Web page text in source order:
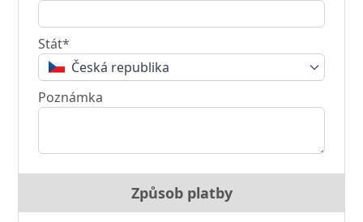
Stát*
Česká republika
Poznámka
Způsob platby